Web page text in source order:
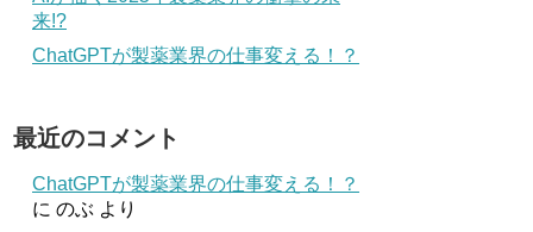
来!?
ChatGPTが製薬業界の仕事変える！？
最近のコメント
ChatGPTが製薬業界の仕事変える！？
に のぶ より